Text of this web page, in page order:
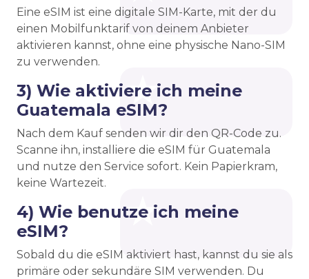
Eine eSIM ist eine digitale SIM-Karte, mit der du
einen Mobilfunktarif von deinem Anbieter
aktivieren kannst, ohne eine physische Nano-SIM
zu verwenden.
3) Wie aktiviere ich meine
Guatemala eSIM?
Nach dem Kauf senden wir dir den QR-Code zu.
Scanne ihn, installiere die eSIM für Guatemala
und nutze den Service sofort. Kein Papierkram,
keine Wartezeit.
4) Wie benutze ich meine
eSIM?
Sobald du die eSIM aktiviert hast, kannst du sie als
primäre oder sekundäre SIM verwenden. Du